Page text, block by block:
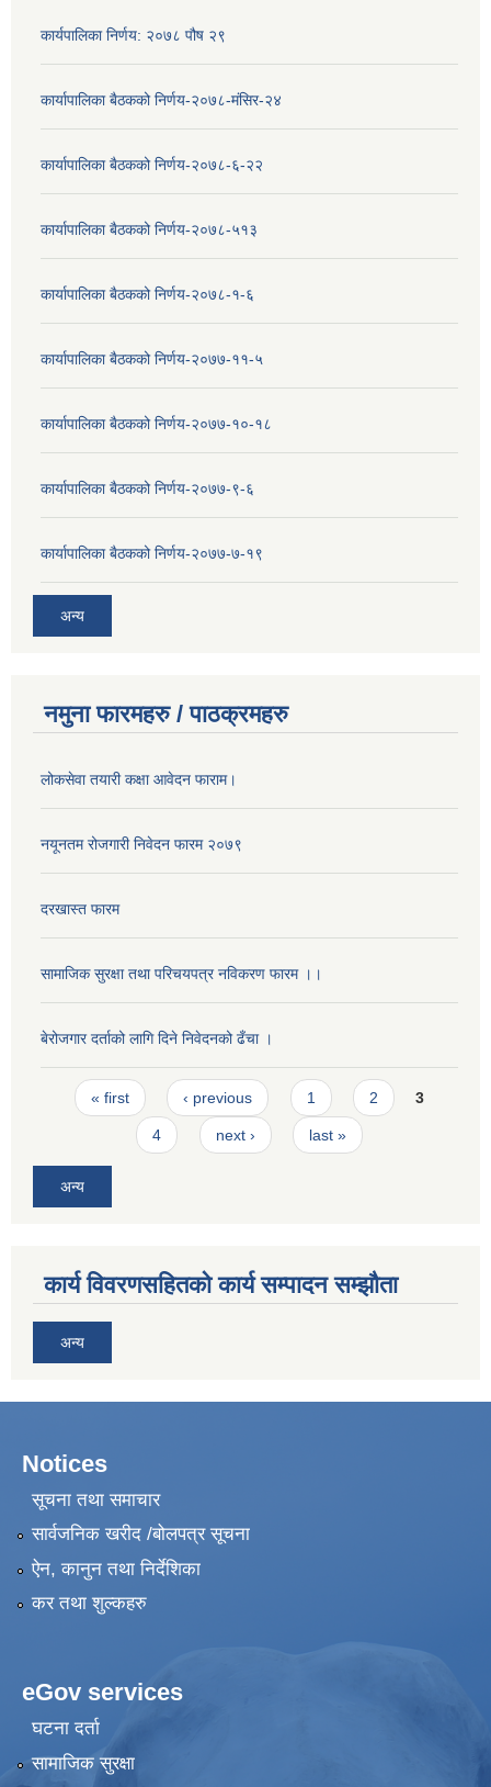
कार्यपालिका निर्णय: २०७८ पौष २९
कार्यापालिका बैठकको निर्णय-२०७८-मंसिर-२४
कार्यापालिका बैठकको निर्णय-२०७८-६-२२
कार्यापालिका बैठकको निर्णय-२०७८-५१३
कार्यापालिका बैठकको निर्णय-२०७८-१-६
कार्यापालिका बैठकको निर्णय-२०७७-११-५
कार्यापालिका बैठकको निर्णय-२०७७-१०-१८
कार्यापालिका बैठकको निर्णय-२०७७-९-६
कार्यापालिका बैठकको निर्णय-२०७७-७-१९
अन्य
नमुना फारमहरु / पाठक्रमहरु
लोकसेवा तयारी कक्षा आवेदन फाराम।
नयूनतम रोजगारी निवेदन फारम २०७९
दरखास्त फारम
सामाजिक सुरक्षा तथा परिचयपत्र नविकरण फारम ।।
बेरोजगार दर्ताको लागि दिने निवेदनको ढँचा ।
Pages
« first ‹ previous 1 2 3
4 next › last »
अन्य
कार्य विवरणसहितको कार्य सम्पादन सम्झौता
अन्य
Notices
सूचना तथा समाचार
सार्वजनिक खरीद /बोलपत्र सूचना
ऐन, कानुन तथा निर्देशिका
कर तथा शुल्कहरु
eGov services
घटना दर्ता
सामाजिक सुरक्षा